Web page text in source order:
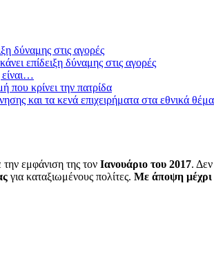
δύναμης στις αγορές
επίδειξη δύναμης στις αγορές
που κρίνει την πατρίδα
και τα κενά επιχειρήματα στα εθνικά
εμφάνιση της τον Ιανουάριο του 2017.
για καταξιωμένους πολίτες. Με άποψη μέχρι